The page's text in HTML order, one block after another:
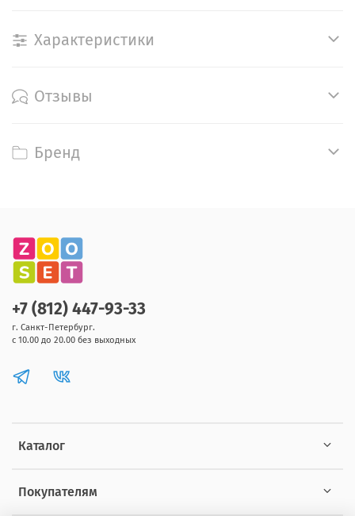
Характеристики
Отзывы
Бренд
Каталог
Покупателям
+7 (812) 447-93-33
г. Санкт-Петербург.
с 10.00 до 20.00 без выходных